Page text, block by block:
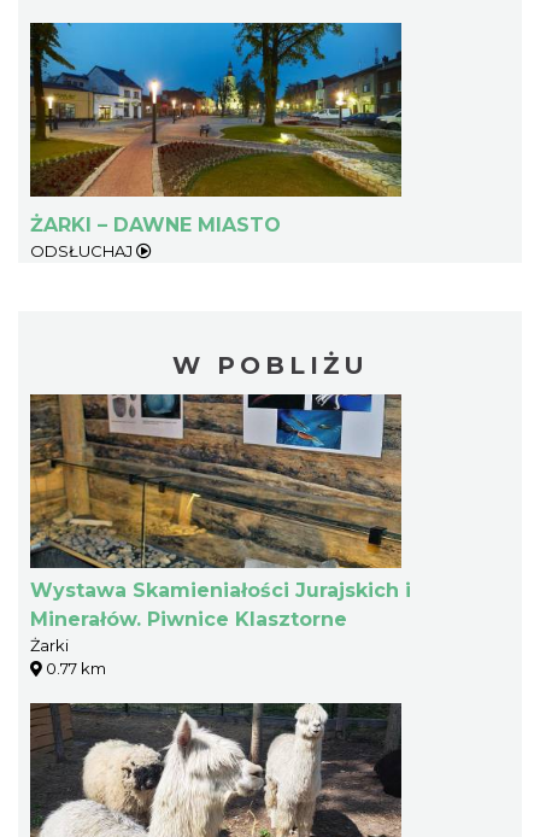
ŻARKI – DAWNE MIASTO
ODSŁUCHAJ
W POBLIŻU
Wystawa Skamieniałości Jurajskich i
Minerałów. Piwnice Klasztorne
Żarki
0.77 km